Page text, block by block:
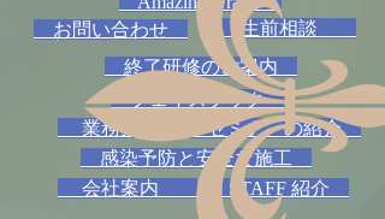
お問い合わせ
生前相談
終了研修のご案内
フェイスブック
業務案内
セミナ－の紹介
感染予防と安全な施工
会社案内
STAFF 紹介